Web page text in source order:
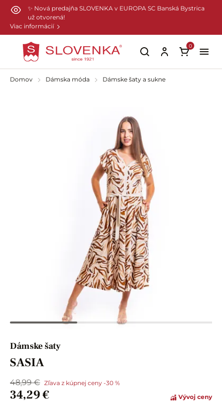
Preskočiť na hlavný obsah
✨ Nová predajňa SLOVENKA v EUROPA SC Banská Bystrica
už otvorená!
Viac informácií
0
Domov Dámska móda Dámske šaty a sukne
Dámske šaty
SASIA
48,99 € Zľava z kúpnej ceny -30 %
34,29 € Vývoj ceny